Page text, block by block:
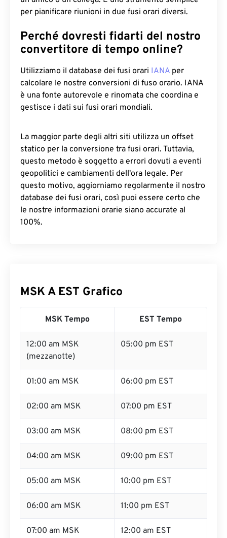
per pianificare riunioni in due fusi orari diversi.
Perché dovresti fidarti del nostro
convertitore di tempo online?
Utilizziamo il database dei fusi orari IANA per
calcolare le nostre conversioni di fuso orario. IANA
è una fonte autorevole e rinomata che coordina e
gestisce i dati sui fusi orari mondiali.
La maggior parte degli altri siti utilizza un offset
statico per la conversione tra fusi orari. Tuttavia,
questo metodo è soggetto a errori dovuti a eventi
geopolitici e cambiamenti dell'ora legale. Per
questo motivo, aggiorniamo regolarmente il nostro
database dei fusi orari, così puoi essere certo che
le nostre informazioni orarie siano accurate al
100%.
MSK A EST Grafico
MSK Tempo EST Tempo
12:00 am MSK
(mezzanotte)
05:00 pm EST
01:00 am MSK 06:00 pm EST
02:00 am MSK 07:00 pm EST
03:00 am MSK 08:00 pm EST
04:00 am MSK 09:00 pm EST
05:00 am MSK 10:00 pm EST
06:00 am MSK 11:00 pm EST
07:00 am MSK 12:00 am EST